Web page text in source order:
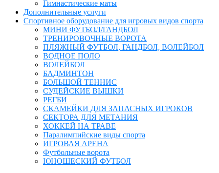
Гимнастические маты
Дополнительные услуги
Спортивное оборудование для игровых видов спорта
МИНИ ФУТБОЛ/ГАНДБОЛ
ТРЕНИРОВОЧНЫЕ ВОРОТА
ПЛЯЖНЫЙ ФУТБОЛ, ГАНДБОЛ, ВОЛЕЙБОЛ
ВОДНОЕ ПОЛО
ВОЛЕЙБОЛ
БАДМИНТОН
БОЛЬШОЙ ТЕННИС
СУДЕЙСКИЕ ВЫШКИ
РЕГБИ
СКАМЕЙКИ ДЛЯ ЗАПАСНЫХ ИГРОКОВ
СЕКТОРА ДЛЯ МЕТАНИЯ
ХОККЕЙ НА ТРАВЕ
Паралимпийские виды спорта
ИГРОВАЯ АРЕНА
Футбольные ворота
ЮНОШЕСКИЙ ФУТБОЛ